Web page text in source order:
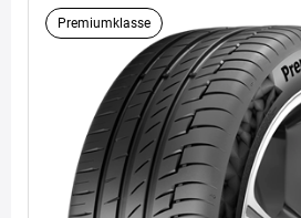
Premiumklasse